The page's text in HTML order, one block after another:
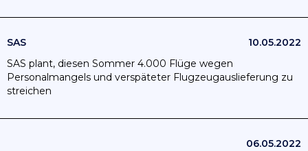
SAS
10.05.2022
SAS plant, diesen Sommer 4.000 Flüge wegen
Personalmangels und verspäteter Flugzeugauslieferung zu
streichen
06.05.2022